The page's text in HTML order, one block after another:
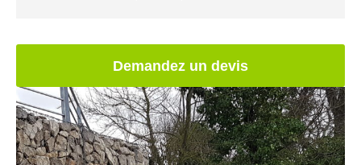
Demandez un devis